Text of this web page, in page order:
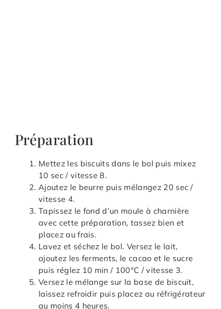
Préparation
Mettez les biscuits dans le bol puis mixez
10 sec / vitesse 8.
Ajoutez le beurre puis mélangez 20 sec /
vitesse 4.
Tapissez le fond d’un moule à charnière
avec cette préparation, tassez bien et
placez au frais.
Lavez et séchez le bol. Versez le lait,
ajoutez les ferments, le cacao et le sucre
puis réglez 10 min / 100°C / vitesse 3.
Versez le mélange sur la base de biscuit,
laissez refroidir puis placez au réfrigérateur
au moins 4 heures.